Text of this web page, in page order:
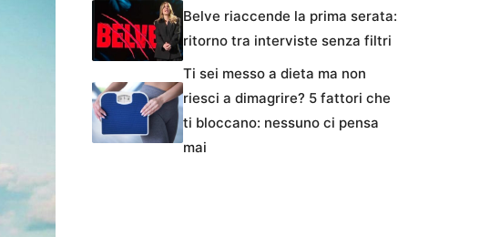
Belve riaccende la prima serata:
ritorno tra interviste senza filtri
Ti sei messo a dieta ma non
riesci a dimagrire? 5 fattori che
ti bloccano: nessuno ci pensa
mai